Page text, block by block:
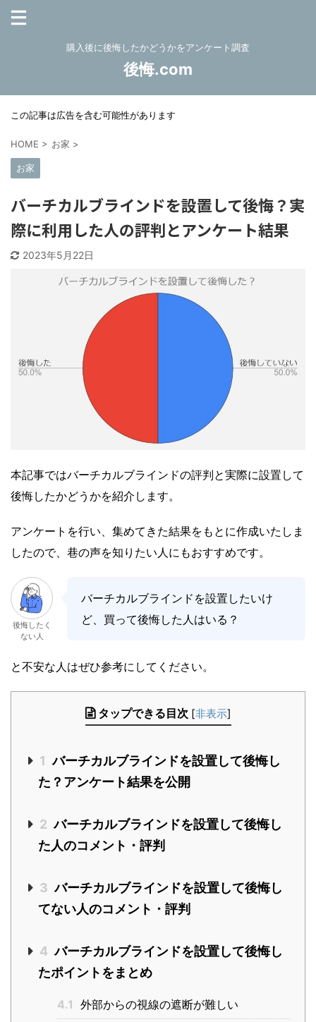
購入後に後悔したかどうかをアンケート調査
後悔.com
この記事は広告を含む可能性があります
HOME > お家 >
お家
バーチカルブラインドを設置して後悔？実
際に利用した人の評判とアンケート結果
2023年5月22日
本記事ではバーチカルブラインドの評判と実際に設置して
後悔したかどうかを紹介します。
アンケートを行い、集めてきた結果をもとに作成いたしま
したので、巷の声を知りたい人にもおすすめです。
後悔したく
ない人
バーチカルブラインドを設置したいけ
ど、買って後悔した人はいる？
と不安な人はぜひ参考にしてください。
タップできる目次 [非表示]
1 バーチカルブラインドを設置して後悔し
た？アンケート結果を公開
2 バーチカルブラインドを設置して後悔し
た人のコメント・評判
3 バーチカルブラインドを設置して後悔し
てない人のコメント・評判
4 バーチカルブラインドを設置して後悔し
たポイントをまとめ
4.1 外部からの視線の遮断が難しい